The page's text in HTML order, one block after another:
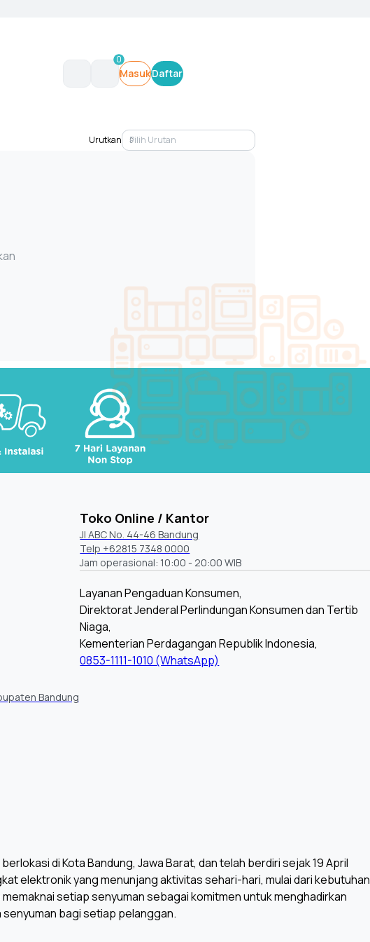
0
MasukDaftar
Urutkan
Bandung
Toko Online / Kantor
Jl ABC No. 44-46 Bandung
Telp +62815 7348 0000
Jam operasional: 10:00 - 20:00 WIB
Layanan Pengaduan Konsumen,
Direktorat Jenderal Perlindungan Konsumen dan Tertib
Niaga,
Kementerian Perdagangan Republik Indonesia,
0853-1111-1010 (WhatsApp)
di Kota Bandung, Jawa Barat, dan telah berdiri sejak 19 April
elektronik yang menunjang aktivitas sehari-hari, mulai dari kebutuhan
setiap senyuman sebagai komitmen untuk menghadirkan
bagi setiap pelanggan.